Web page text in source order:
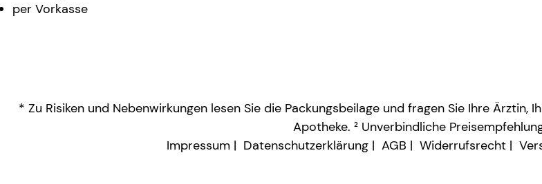
per Vorkasse
* Zu Risiken und Nebenwirkungen lesen Sie die Packungsbeilage und fragen Sie Ihre
Apotheke. ² Unverbindliche
Impressum
Datenschutzerklärung AGB Widerrufsrecht